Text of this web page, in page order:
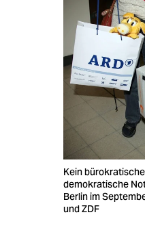
fragen & hilfe
unterstützen
Kein
demokratische
Berlin im
und ZDF